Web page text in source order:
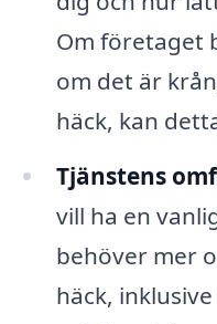
Om företaget
om det är
häck, kan
Tjänstens
vill ha en
behöver mer
häck,